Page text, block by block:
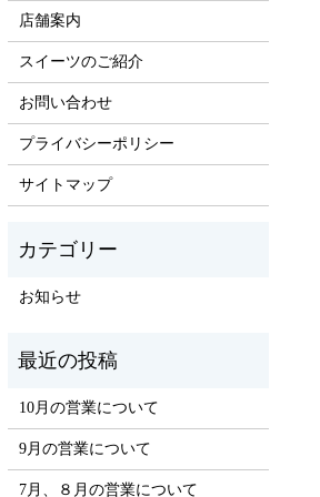
店舗案内
スイーツのご紹介
お問い合わせ
プライバシーポリシー
サイトマップ
お知らせ
10月の営業について
9月の営業について
7月、８月の営業について